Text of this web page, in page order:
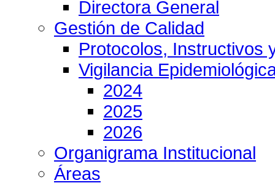
Directora General
Gestión de Calidad
Protocolos, Instructivos
Vigilancia
2024
2025
2026
Organigrama Institucional
Áreas